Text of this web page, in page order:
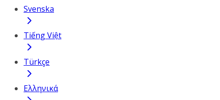
Svenska
Tiếng Việt
Türkçe
Ελληνικά